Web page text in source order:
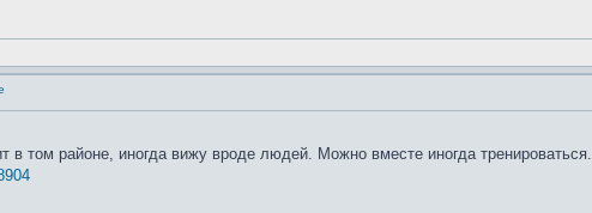
в том районе, иногда вижу вроде людей. Можно вместе иногда тренироваться.